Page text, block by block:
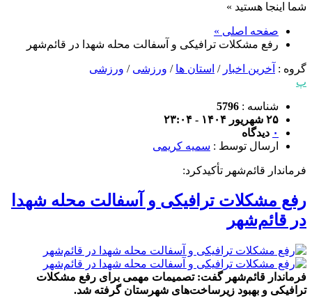
شما اینجا هستید »
صفحه اصلی »
رفع مشکلات ترافیکی و آسفالت محله شهدا در قائم‌شهر
گروه : آخرین اخبار / استان ها / ورزشی / ورزشی
پ
شناسه : 5796
۲۵ شهریور ۱۴۰۴ - ۲۳:۰۴
۰ دیدگاه
ارسال توسط : سمیه کریمی
فرماندار قائم‌شهر تأکیدکرد:
رفع مشکلات ترافیکی و آسفالت محله شهدا
در قائم‌شهر
فرماندار قائم‌شهر گفت: تصمیمات مهمی برای رفع مشکلات
ترافیکی و بهبود زیرساخت‌های شهرستان گرفته شد.